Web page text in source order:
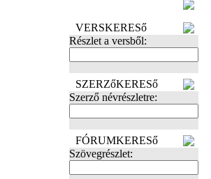
VERSKERESő
Részlet a versből:
SZERZőKERESő
Szerző névrészletre:
FÓRUMKERESő
Szövegrészlet: